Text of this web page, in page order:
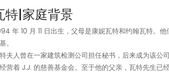
特|家庭背景
年 10 月 11 日出生，父母是康妮瓦特和约翰瓦特。
。
夫人曾在一家建筑检测公司担任秘书，后来成为该公司
营着 J.J. 的慈善基金会。至于他的父亲，瓦特先生已